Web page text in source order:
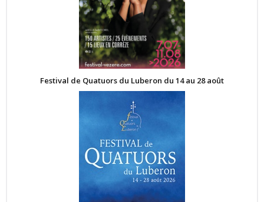
Festival de Quatuors du Luberon du 14 au 28 août